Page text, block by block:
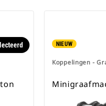
NIEUW
Koppelingen -